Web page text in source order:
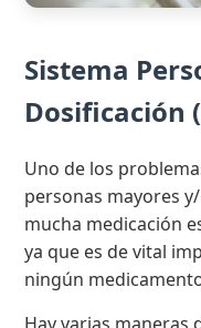
Sistema
Dosificación
Uno de los
personas mayores
mucha medicación
ya que es de vital
ningún